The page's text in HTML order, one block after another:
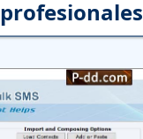
profesionales